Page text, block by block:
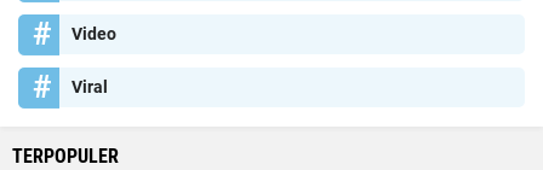
Video
Viral
TERPOPULER